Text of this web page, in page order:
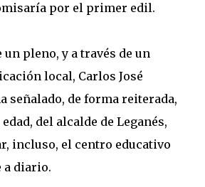
por el primer edil.
pleno, y a través de un
local, Carlos José
señalado, de forma reiterada,
del alcalde de Leganés,
incluso, el centro educativo
a diario.